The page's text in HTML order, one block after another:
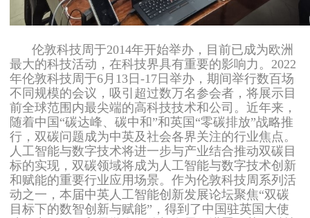
伦敦科技周于2014年开始举办，目前已成为欧洲
最大的科技活动，在科技界具有重要的影响力。2022
年伦敦科技周于6月13日-17日举办，期间举行数百场
不同规模的会议，吸引超过数万名参会者，将展示目
前全球范围内最尖端的高科技技术和公司。近年来，
随着中国“碳达峰、碳中和”和英国“零碳排放”战略推
行，双碳问题成为中英及社会各界关注的行业焦点。
人工智能与数字技术将进一步与产业结合推动双碳目
标的实现，双碳领域将成为人工智能与数字技术创新
和赋能的重要行业应用场景。作为伦敦科技周系列活
动之一，本届中英人工智能创新发展论坛聚焦“双碳
目标下的数智创新与赋能”，得到了中国驻英国大使